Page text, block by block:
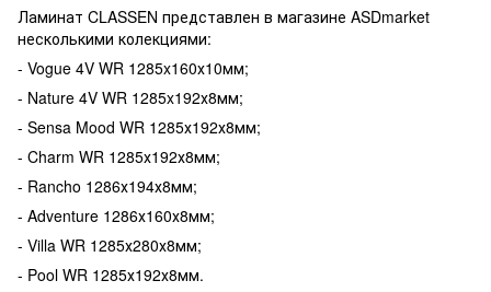
Ламинат CLASSEN представлен в магазине ASDmarket
несколькими колекциями:
- Vogue 4V WR 1285x160х10мм;
- Nature 4V WR 1285x192х8мм;
- Sensa Mood WR 1285х192х8мм;
- Charm WR 1285х192х8мм;
- Rancho 1286х194х8мм;
- Adventure 1286х160х8мм;
- Villa WR 1285х280х8мм;
- Pool WR 1285х192х8мм.